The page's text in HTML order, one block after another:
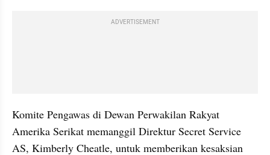
ADVERTISEMENT
Komite Pengawas di Dewan Perwakilan Rakyat
Amerika Serikat memanggil Direktur Secret Service
AS, Kimberly Cheatle, untuk memberikan kesaksian